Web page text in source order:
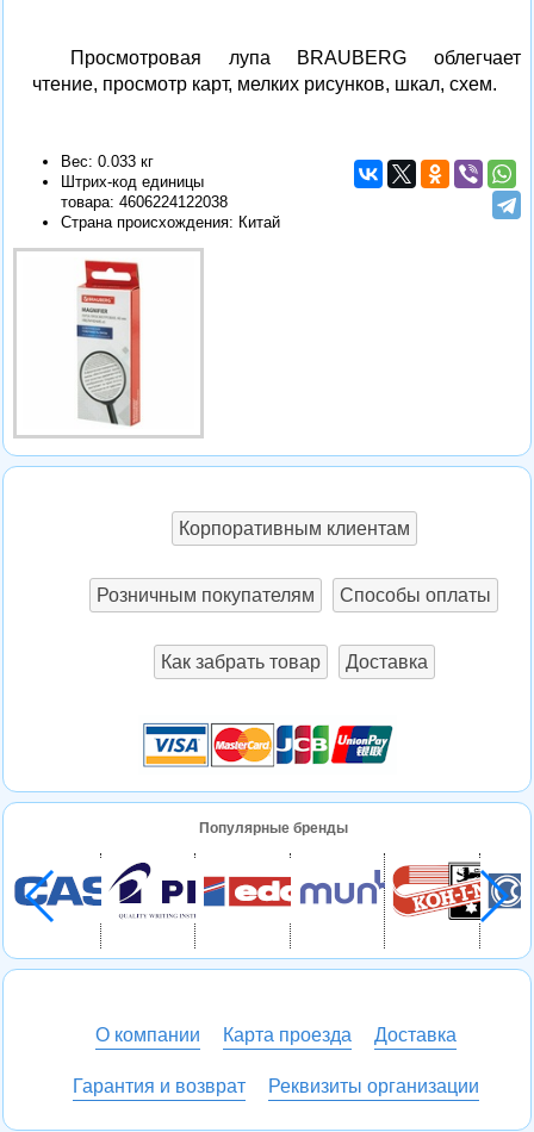
Просмотровая лупа BRAUBERG облегчает
чтение, просмотр карт, мелких рисунков, шкал, схем.
Вес: 0.033 кг
Штрих-код единицы
товара: 4606224122038
Страна происхождения: Китай
Корпоративным клиентам
Розничным покупателям Способы оплаты
Как забрать товар Доставка
Популярные бренды
О компании Карта проезда Доставка
Гарантия и возврат Реквизиты организации